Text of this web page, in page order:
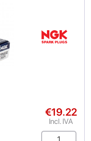
€19.22
Incl. IVA